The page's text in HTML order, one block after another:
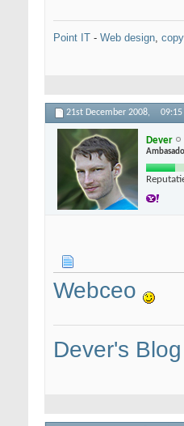
Point IT - Web design,
21st December 2008, 09:15
Dever
Webceo
Dever's Blog